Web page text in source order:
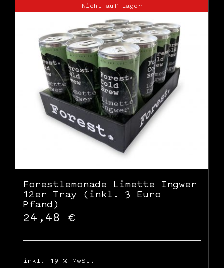
Nicht auf Lager
Forestlemonade Limette Ingwer
12er Tray (inkl. 3 Euro
Pfand)
24,48 €
inkl. 19 % MwSt.